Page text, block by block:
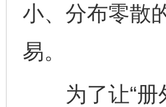
小、分布零散
易。
为了让“册外